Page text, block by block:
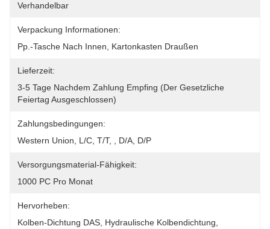
Verhandelbar
Verpackung Informationen:
Pp.-Tasche Nach Innen, Kartonkasten Draußen
Lieferzeit:
3-5 Tage Nachdem Zahlung Empfing (der Gesetzliche
Feiertag Ausgeschlossen)
Zahlungsbedingungen:
Western Union, L/C, T/T, , D/A, D/P
Versorgungsmaterial-Fähigkeit:
1000 PC Pro Monat
Hervorheben:
Kolben-Dichtung DAS Hydraulische Kolbendichtung